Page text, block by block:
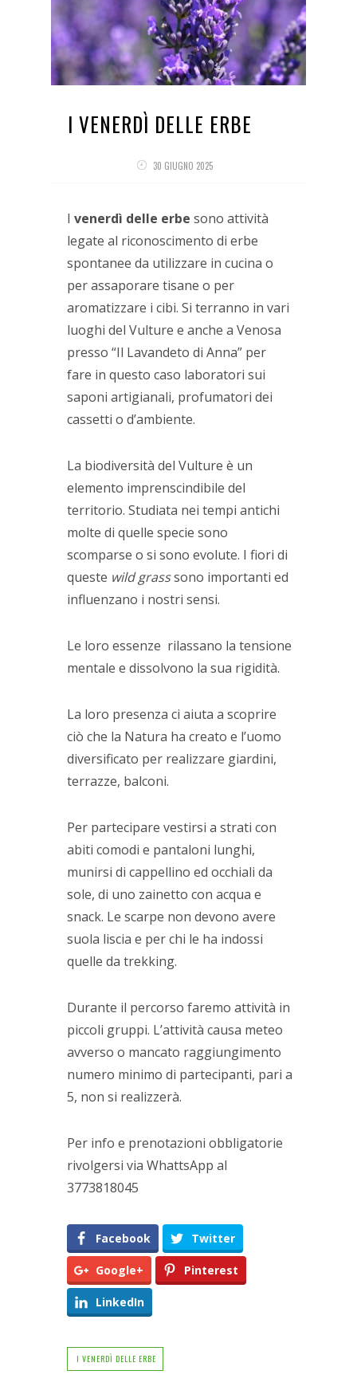
I VENERDÌ DELLE ERBE
30 GIUGNO 2025
I venerdì delle erbe sono attività
legate al riconoscimento di erbe
spontanee da utilizzare in cucina o
per assaporare tisane o per
aromatizzare i cibi. Si terranno in vari
luoghi del Vulture e anche a Venosa
presso “Il Lavandeto di Anna” per
fare in questo caso laboratori sui
saponi artigianali, profumatori dei
cassetti o d’ambiente.
La biodiversità del Vulture è un
elemento imprenscindibile del
territorio. Studiata nei tempi antichi
molte di quelle specie sono
scomparse o si sono evolute. I fiori di
queste wild grasssono importanti ed
influenzano i nostri sensi.
Le loro essenze rilassano la tensione
mentale e dissolvono la sua rigidità.
La loro presenza ci aiuta a scoprire
ciò che la Natura ha creato e l’uomo
diversificato per realizzare giardini,
terrazze, balconi.
Per partecipare vestirsi a strati con
abiti comodi e pantaloni lunghi,
munirsi di cappellino ed occhiali da
sole, di uno zainetto con acqua e
snack. Le scarpe non devono avere
suola liscia e per chi le ha indossi
quelle da trekking.
Durante il percorso faremo attività in
piccoli gruppi. L’attività causa meteo
avverso o mancato raggiungimento
numero minimo di partecipanti, pari a
5, non si realizzerà.
Per info e prenotazioni obbligatorie
rivolgersi via WhattsApp al
3773818045
Facebook Twitter
Google+ Pinterest
LinkedIn
I VENERDÌ DELLE ERBE